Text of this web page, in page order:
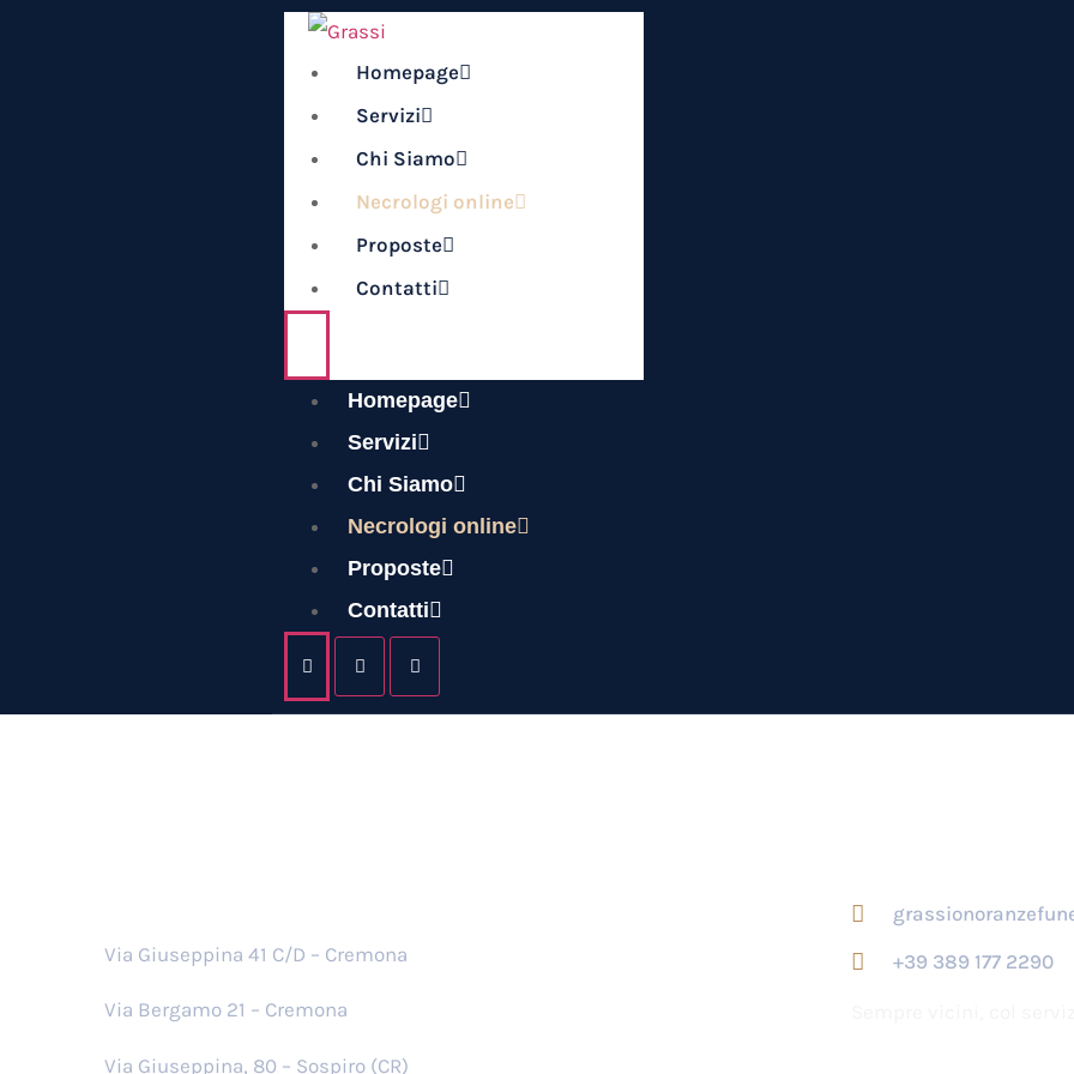
Homepage
Servizi
Chi Siamo
Necrologi online
Proposte
Contatti
Homepage
Servizi
Chi Siamo
Necrologi online
Proposte
Contatti
Tag:Persichello
Via Giuseppina 41 C/D – Cremona
Via Bergamo 21 – Cremona
Via Giuseppina, 80 – Sospiro (CR)
+39 389 177 2290